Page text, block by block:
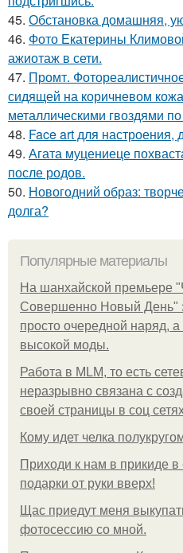
45. Обстановка домашняя,
46. Фото Екатерины
ажиотаж в сети.
47. Промт.
сидящей на коричневом
металлическими гвоздями
48. Face art для настроения,
49. Агата муцениеце
после родов.
50. Новогодний образ:
долга?
Популярные материалы
На шанхайской премьере
Совершенно Новый День"
просто очередной наряд,
высокой моды.
Работа в MLM, то есть
неразрывно связана с
своей страницы в соц
Кому идет челка
Приходи к нам в прикиде в
подарки от руки вверх!
Щас приедут меня
фотосессию со мной.